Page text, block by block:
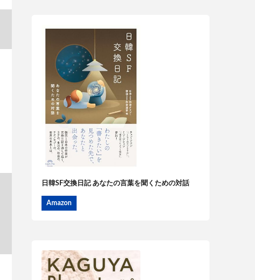
日韓SF交換日記 あなたの言葉を聞くための対話
Amazon